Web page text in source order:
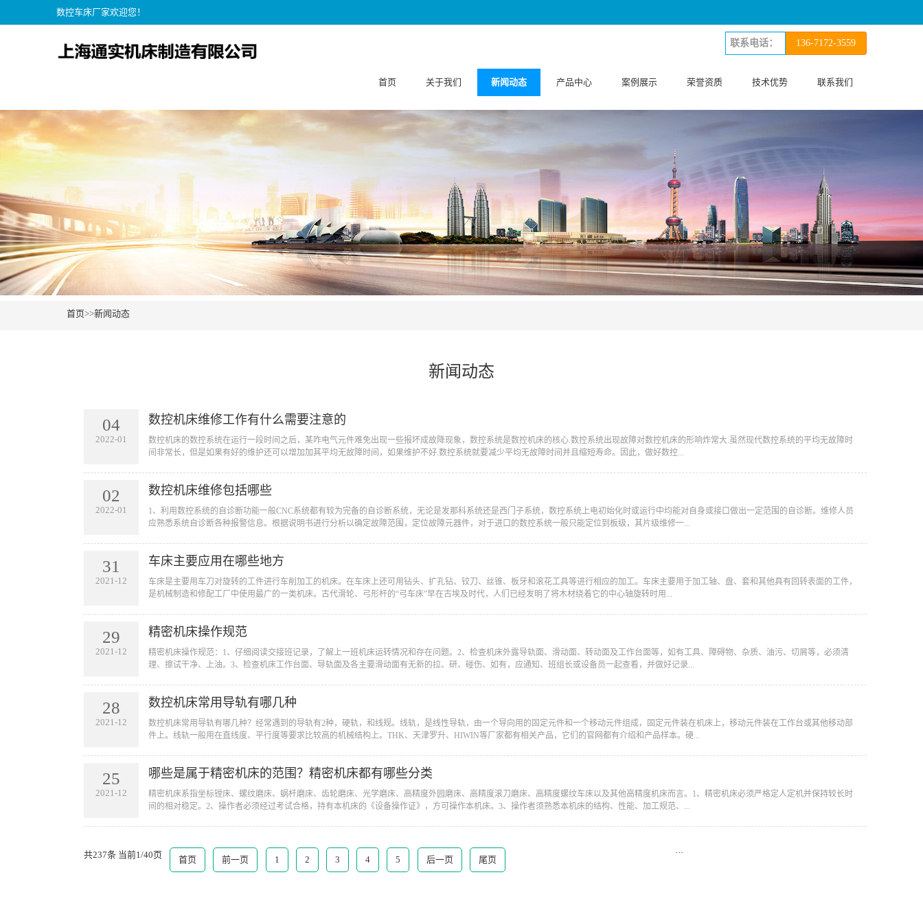
数控车床厂家欢迎您！
136-7172-3559
首页 关于我们 新闻动态 产品中心 案例展示 荣誉资质 技术优势 联系我们
首页>>新闻动态
新闻动态
04
2022-01
数控机床维修工作有什么需要注意的
​数控机床的数控系统在运行一段时间之后，某咋电气元件难免出现一些报坏成故降现象，数控系统是数控机床的核心.数控系统出现故障对数控机床的形响炸常大.虽然现代数控系统的平均无故障时
间非常长，但是如果有好的维护还可以增加加其平均无故障时间，如果维护不好.数控系统就要减少平均无故障时间并且缩短寿命。因此，做好数控...
02
2022-01
数控机床维修包括哪些
​1、利用数控系统的自诊断功能一般CNC系统都有较为完备的自诊断系统，无论是发那科系统还是西门子系统，数控系统上电初始化时或运行中均能对自身或接口做出一定范围的自诊断。维修人员
应熟悉系统自诊断各种报警信息。根据说明书进行分析以确定故障范围，定位故障元器件，对于进口的数控系统一般只能定位到板级，其片级维修一...
31
2021-12
车床主要应用在哪些地方
​车床是主要用车刀对旋转的工件进行车削加工的机床。在车床上还可用钻头、扩孔钻、铰刀、丝锥、板牙和滚花工具等进行相应的加工。车床主要用于加工轴、盘、套和其他具有回转表面的工件，
是机械制造和修配工厂中使用最广的一类机床。古代滑轮、弓形杆的“弓车床”早在古埃及时代，人们已经发明了将木材绕着它的中心轴旋转时用...
29
2021-12
精密机床操作规范
​精密机床操作规范：1、仔细阅读交接班记录，了解上一班机床运转情况和存在问题。2、检查机床外露导轨面、滑动面、转动面及工作台面等，如有工具、障碍物、杂质、油污、切屑等，必须清
理、擦试干净、上油。3、检查机床工作台面、导轨面及各主要滑动面有无新的拉、研、碰伤、如有，应通知、班组长或设备员一起查看，并做好记录...
28
2021-12
数控机床常用导轨有哪几种
​数控机床常用导轨有哪几种？经常遇到的导轨有2种，硬轨，和线规。线轨，是线性导轨，由一个导向用的固定元件和一个移动元件组成，固定元件装在机床上，移动元件装在工作台或其他移动部
件上。线轨一般用在直线度、平行度等要求比较高的机械结构上。THK、天津罗升、HIWIN等厂家都有相关产品，它们的官网都有介绍和产品样本。硬...
25
2021-12
哪些是属于精密机床的范围？精密机床都有哪些分类
​精密机床系指坐标镗床、螺纹磨床、蜗杆磨床、齿轮磨床、光学磨床、高精度外园磨床、高精度滚刀磨床、高精度螺纹车床以及其他高精度机床而言。1、精密机床必须严格定人定机并保持较长时
间的相对稳定。2、操作者必须经过考试合格，持有本机床的《设备操作证》，方可操作本机床。3、操作者须熟悉本机床的结构、性能、加工规范、...
共237条 当前1/40页 首页 前一页 1 2 3 4 5
···
后一页 尾页